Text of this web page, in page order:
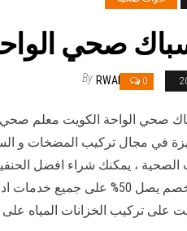
الواحة / 55850065 / معلم
0
By RWAN
صحي الواحة الكويت معلم صحي
الصحية ، يمكنك شراء افضل
والارخض وخصم يصل 50%
على تركيب الخزانات المياه على